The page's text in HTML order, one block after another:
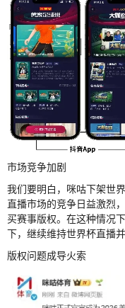
市场竞争加剧
我们要明白，咪咕下架世
直播市场的竞争日益激烈
买赛事版权。在这种情况
下，继续维持世界杯直播并
版权问题成导火索